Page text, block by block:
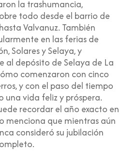
la trashumancia,
todo desde el barrio de
Valvanuz. También
en las ferias de
Solares y Selaya, y
al depósito de Selaya de La
comenzaron con cinco
y con el paso del tiempo
una vida feliz y próspera.
recordar el año exacto en
menciona que mientras aún
consideró su jubilación